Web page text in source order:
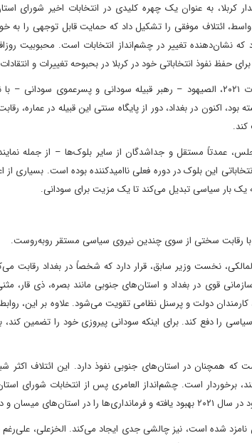
کربلا، به عنوان یک چهره کلیدی در انتخابات اخیر شورای
واسط، ائتلاف موفقی را تشکیل داد که حمایت قابل توجهی را به
که نشان‌دهنده تغییر در چشم‌انداز انتخابات است. محبوبیت
حفظ نفوذ انتخاباتی خود در کربلا در بحبوحه تغییرات و
علی‌رغم اختلاف عمومی در طول انتخابات ۲۰۲۱، الصیهود – رهبر قبیله سودانی و
اکنون در بغداد، دور از پایگاه سنتی این قبیله در عماره،
تقریباً ۵۰ نماینده مجلس، عمدتاً مستقل و جداشدگان از سایر بلوک‌ها – از
این بلوک در دوره فعلی ناامیدکننده بوده است. بسیاری از
یک بار سیاسی تبدیل می‌کند تا یک مزیت برای سودانی.
با رقابت سختی از سوی چندین نیروی سیاسی مستقر روبه‌روست.
نخست وزیر سابق، قرار دارد که شخصاً در بغداد رقابت
قوی در بغداد و استان‌های جنوبی مانند بصره، ذی قار،
دولت و پرسنل نظامی تقویت می‌شود. علاوه بر این،
را دفع کند. برای اینکه سودانی پیروزی خود را تضمین کند،
که همچنان در استان‌های جنوبی نفوذ دارد. این ائتلاف اکثر
فعالیت می‌کنند، برخوردار است. چشم‌انداز العامری پس از انتخابات
به دست آورده است.
شده است، نیز چالشی جدی ایجاد می‌کند. الخزعلی، علی‌رغم